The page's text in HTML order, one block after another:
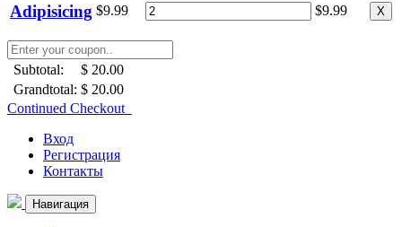
Adipisicing $9.99 $9.99 X
Subtotal:
$ 20.00
Grandtotal: $ 20.00
Continued Checkout
Вход
Регистрация
Контакты
Навигация